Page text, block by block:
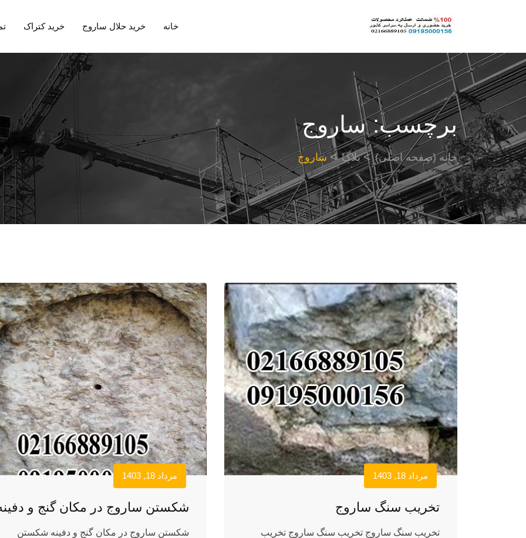
خانه خرید حلال ساروج خرید کتراک
برچسب:ساروج
خانه (صفحه اصلی) بلاگ ساروج
مرداد 18, 1403
تخریب سنگ ساروج
تخریب سنگ ساروج تخریب سنگ ساروج تخریب
مرداد 18, 1403
شکستن ساروج در مکان گنج و
شکستن ساروج در مکان گنج و دفینه شکستن